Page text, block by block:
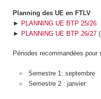
Planning des UE en FTLV
► PLANNING UE BTP 25/26
► PLANNING UE BTP 26/27
Périodes recommandées pour
Semestre 1: septembre
Semestre 2 : janvier